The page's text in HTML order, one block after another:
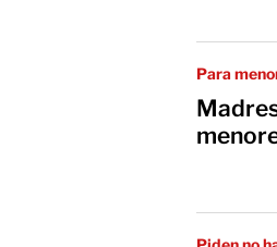
Para